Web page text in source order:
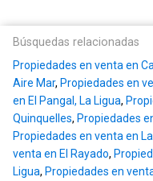
Búsquedas relacionadas
Propiedades en venta en
Aire Mar, Propiedades en
en El Pangal, La Ligua,
Quinquelles, Propiedades
Propiedades en venta en
venta en El Rayado,
Ligua, Propiedades en